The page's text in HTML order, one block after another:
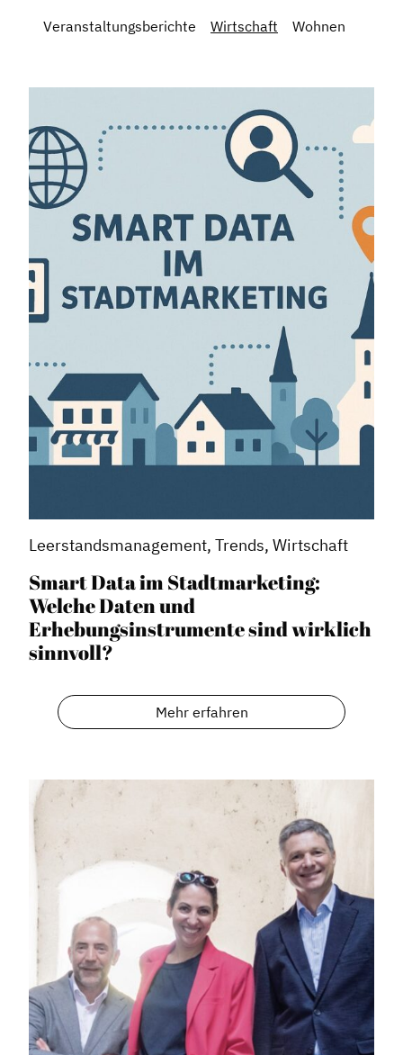
Veranstaltungsberichte
Wirtschaft Wohnen
Leerstandsmanagement, Trends, Wirtschaft
Smart Data im Stadtmarketing:
Welche Daten und
Erhebungsinstrumente sind wirklich
sinnvoll?
Mehr erfahren